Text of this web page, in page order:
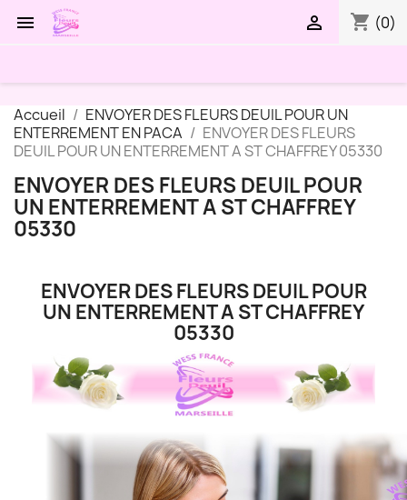
 shopping_cart (0)

Accueil
ENVOYER DES FLEURS DEUIL POUR UN
ENTERREMENT EN PACA
ENVOYER DES FLEURS
DEUIL POUR UN ENTERREMENT A ST CHAFFREY 05330
ENVOYER DES FLEURS DEUIL POUR
UN ENTERREMENT A ST CHAFFREY
05330
ENVOYER DES FLEURS DEUIL POUR
UN ENTERREMENT A ST CHAFFREY
05330